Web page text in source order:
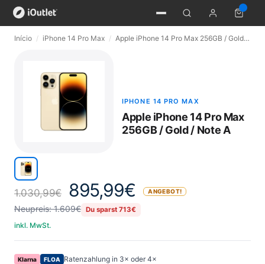
Início / iPhone 14 Pro Max / Apple iPhone 14 Pro Max 256GB / Gold / Note A
IPHONE 14 PRO MAX
Apple iPhone 14 Pro Max
256GB / Gold / Note A
1.030,99€ 895,99€ ANGEBOT!
Neupreis: 1.609€ Du sparst 713€
inkl. MwSt.
Klarna FLOA Ratenzahlung in 3× oder 4×